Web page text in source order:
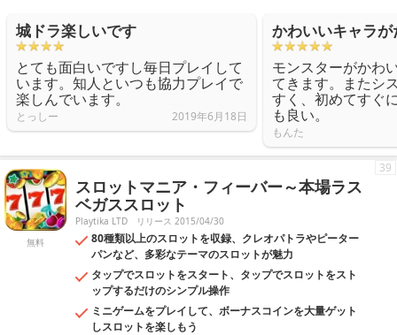
城ドラ楽しいです
とても面白いですし毎日プレイして
います。知人といつも協力プレイで
楽しんでいます。
とっしー 2019年6月18日
かわいいキャラ
モンスターがかわ
てきます。またシ
すく、初めてすぐ
も良い。
もんた
無料
スロットマニア・フィーバー～本場ラス
ベガススロット
Playtika LTD リリース 2015/04/30
80種類以上のスロットを収録、クレオパトラやピーター
パンなど、多彩なテーマのスロットが魅力
タップでスロットをスタート、タップでスロットをスト
ップするだけのシンプル操作
ミニゲームをプレイして、ボーナスコインを大量ゲット
しスロットを楽しもう
39